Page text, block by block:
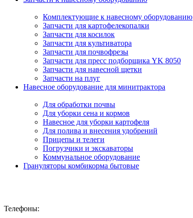
Комплектующие к навесному оборудованию
Запчасти для картофелекопалки
Запчасти для косилок
Запчасти для культиватора
Запчасти для почвофрезы
Запчасти для пресс подборщика YK 8050
Запчасти для навесной щетки
Запчасти на плуг
Навесное оборудование для минитрактора
Для обработки почвы
Для уборки сена и кормов
Навесное для уборки картофеля
Для полива и внесения удобрений
Прицепы и телеги
Погрузчики и экскаваторы
Коммунальное оборудование
Грануляторы комбикорма бытовые
Телефоны: